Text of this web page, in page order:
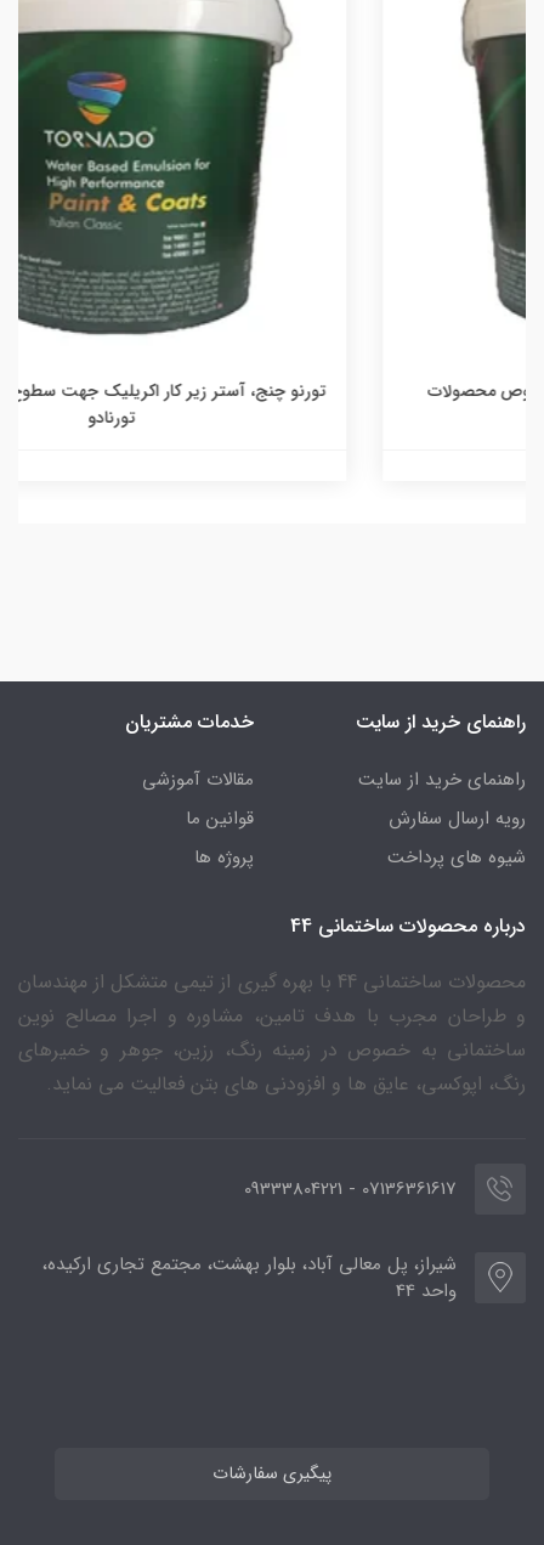
تورنو چنج، آستر زیر کار اکریلیک جهت سطوح صیقلی و روغنی
راهنمای خرید از سایت
راهنمای خرید از سایت
رویه ارسال سفارش
شیوه های پرداخت
خدمات مشتریان
مقالات آموزشی
قوانین ما
پروژه ها
درباره محصولات ساختمانی 44
محصولات ساختمانی 44 با بهره گیری از تیمی متشکل از مهندسان
و طراحان مجرب با هدف تامین، مشاوره و اجرا مصالح نوین
ساختمانی به خصوص در زمینه رنگ، رزین، جوهر و خمیرهای
رنگ، اپوکسی، عایق ها و افزودنی های بتن فعالیت می نماید.
07136361617 - 09333804221
شیراز، پل معالی آباد، بلوار بهشت، مجتمع تجاری ارکیده،
واحد 44
پیگیری سفارشات